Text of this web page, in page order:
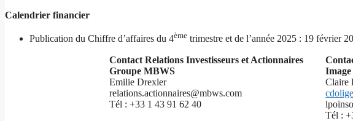
Calendrier financier
Publication du Chiffre d’affaires du 4ème trimestre et de l’année 2025 : 19 février
Contact Relations Investisseurs et Actionnaires
Groupe MBWS
Emilie Drexler
relations.actionnaires@mbws.com
Tél : +33 1 43 91 62 40
Image
Claire
Tél :